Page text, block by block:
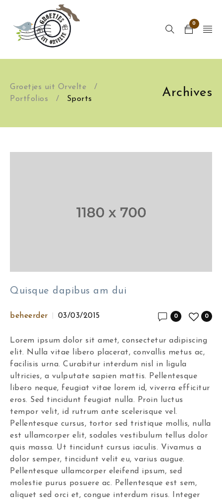
0
Groetjes uit Orvelte
/
Portfolios
/ Sports Archives
Quisque dapibus am dui
beheerder 03/03/2015 0
0
Lorem ipsum dolor sit amet, consectetur adipiscing
elit. Nulla vitae libero placerat, convallis metus ac,
facilisis urna. Curabitur interdum nisl in ligula
ultricies, a vulputate sapien mattis. Pellentesque
libero neque, feugiat vitae lorem id, viverra efficitur
eros. Sed tincidunt feugiat nulla. Proin luctus
tempor velit, id rutrum ante scelerisque vel.
Pellentesque cursus, tortor sed tristique mollis, nulla
est ullamcorper elit, sodales vestibulum tellus dolor
quis massa. Ut tincidunt cursus iaculis. Vivamus a
dolor semper, tincidunt velit eu, varius augue.
Pellentesque ullamcorper eleifend ipsum, sed
molestie purus posuere ac. Pellentesque est sem,
aliquet sed orci et, congue interdum risus. Integer